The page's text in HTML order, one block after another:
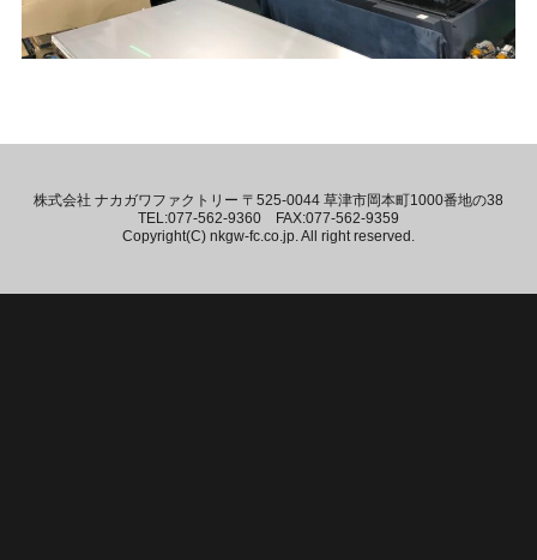
株式会社 ナカガワファクトリー 〒525-0044 草津市岡本町1000番地の38
TEL:077-562-9360 FAX:077-562-9359
Copyright(C) nkgw-fc.co.jp. All right reserved.